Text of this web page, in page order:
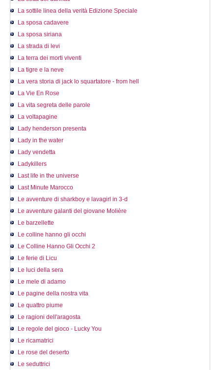
La sottile linea della verità Edizione Speciale
La sposa cadavere
La sposa siriana
La strada di levi
La terra dei morti viventi
La tigre e la neve
La vera storia di jack lo squartatore - from hell
La Vie En Rose
La vita segreta delle parole
La voltapagine
Lady henderson presenta
Lady in the water
Lady vendetta
Ladykillers
Last life in the universe
Last Minute Marocco
Le avventure di sharkboy e lavagirl in 3-d
Le avventure galanti del giovane Molière
Le barzellette
Le colline hanno gli occhi
Le Colline Hanno Gli Occhi 2
Le ferie di Licu
Le luci della sera
Le mele di adamo
Le pagine della nostra vita
Le quattro piume
Le ragioni dell'aragosta
Le regole del gioco - Lucky You
Le ricamatrici
Le rose del deserto
Le seduttrici